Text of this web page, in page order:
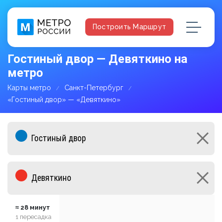
Построить Маршрут
Гостиный двор — Девяткино на
метро
Карты метро
Санкт-Петербург
«Гостиный двор» — «Девяткино»
≈ 28 минут
1 пересадка